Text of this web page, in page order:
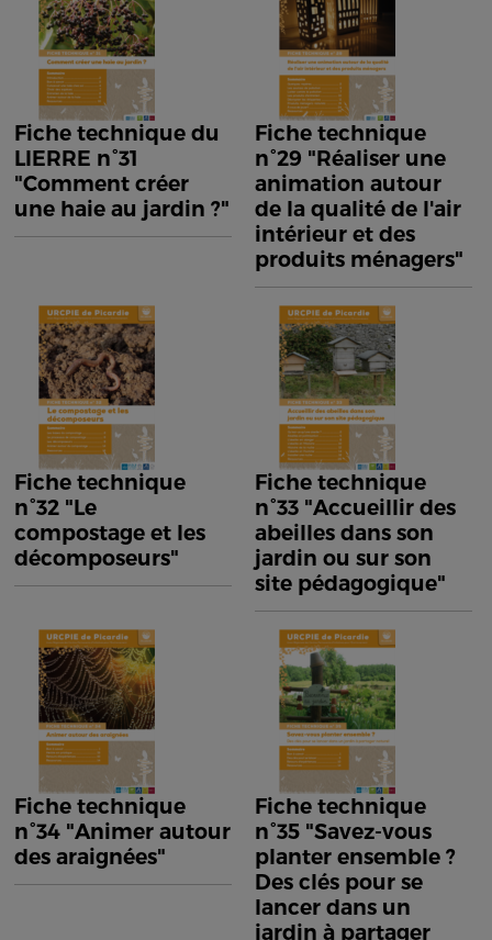
Fiche technique du
LIERRE n°31
"Comment créer
une haie au jardin ?"
Fiche technique
n°29 "Réaliser une
animation autour
de la qualité de l'air
intérieur et des
produits ménagers"
Fiche technique
n°32 "Le
compostage et les
décomposeurs"
Fiche technique
n°33 "Accueillir des
abeilles dans son
jardin ou sur son
site pédagogique"
Fiche technique
n°34 "Animer autour
des araignées"
Fiche technique
n°35 "Savez-vous
planter ensemble ?
Des clés pour se
lancer dans un
jardin à partager